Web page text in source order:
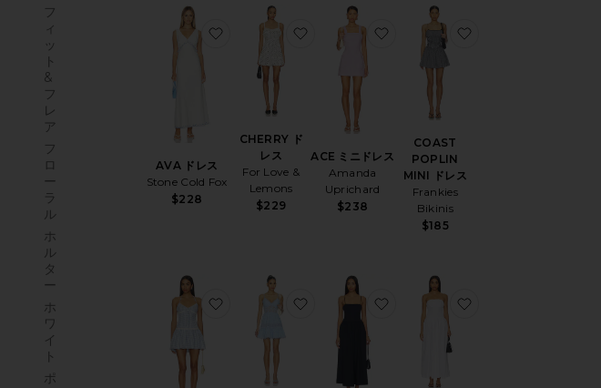
フ
ィ
ッ
ト
&
フ
レ
ア
フ
ロ
ー
ラ
ル
ホ
ル
タ
ー
ホ
ワ
イ
ト
ポ
AVA ドレス
Stone Cold Fox
$228
お気に入りAVA ドレス
CHERRY ド
レス
For Love &
Lemons
$229
お気に入りCHERRY ドレス
ACE ミニドレス
Amanda
Uprichard
$238
お気に入りACE ミニドレス
COAST
POPLIN
MINI ドレス
Frankies
Bikinis
$185
お気に入りGINGHAM MARINI MINI ドレス
お気に入りAMARELLE ドレスお気に入りTHE CAMI RSVP ドレス